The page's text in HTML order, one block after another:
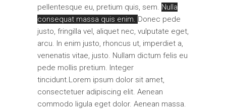
pellentesque eu, pretium quis, sem. Nulla
consequat massa quis enim. Donec pede
justo, fringilla vel, aliquet nec, vulputate eget,
arcu. In enim justo, rhoncus ut, imperdiet a,
venenatis vitae, justo. Nullam dictum felis eu
pede mollis pretium. Integer
tincidunt.Lorem ipsum dolor sit amet,
consectetuer adipiscing elit. Aenean
commodo ligula eget dolor. Aenean massa.